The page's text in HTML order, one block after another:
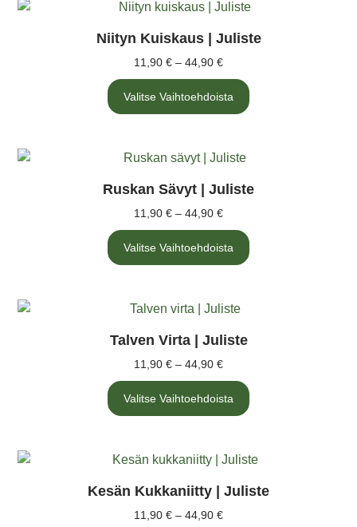
Niityn Kuiskaus | Juliste
11,90 € – 44,90 €
Valitse Vaihtoehdoista
Ruskan Sävyt | Juliste
11,90 € – 44,90 €
Valitse Vaihtoehdoista
Talven Virta | Juliste
11,90 € – 44,90 €
Valitse Vaihtoehdoista
Kesän Kukkaniitty | Juliste
11,90 € – 44,90 €